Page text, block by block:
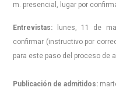
m. presencial, lugar por
Entrevistas: lunes, 11 de
confirmar (instructivo por
para este paso del proceso de
Publicación de admitidos: